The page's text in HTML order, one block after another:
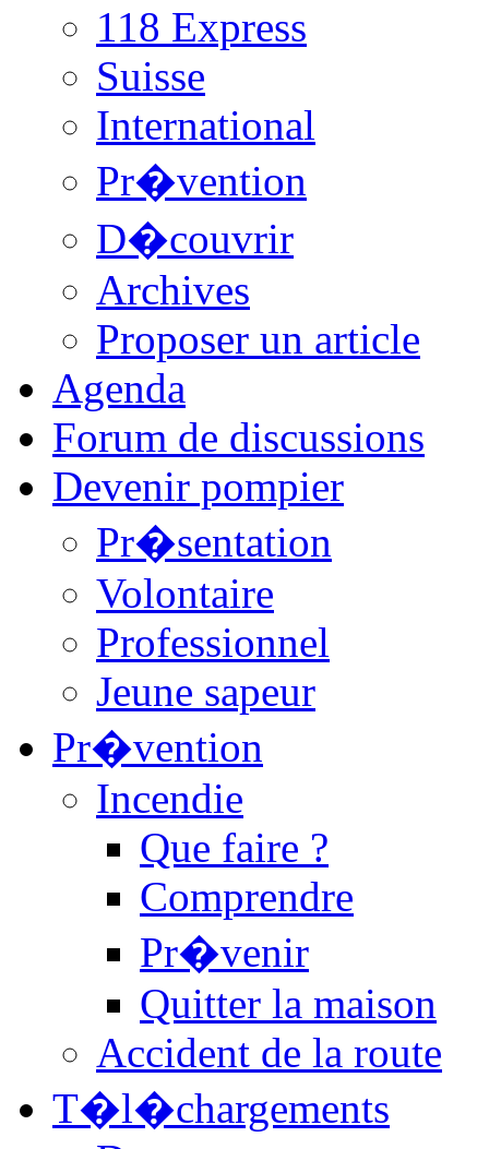
118 Express
Suisse
International
Pr�vention
D�couvrir
Archives
Proposer un article
Agenda
Forum de discussions
Devenir pompier
Pr�sentation
Volontaire
Professionnel
Jeune sapeur
Pr�vention
Incendie
Que faire ?
Comprendre
Pr�venir
Quitter la maison
Accident de la route
T�l�chargements